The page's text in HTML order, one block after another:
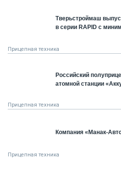
Тверьстроймаш
в серии RAPID с
Прицепная техника
Российский
атомной станции
Прицепная техника
Компания «Манак-
Прицепная техника